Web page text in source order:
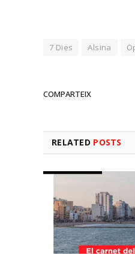
7 Dies Alsina
COMPARTEIX
RELATED POSTS